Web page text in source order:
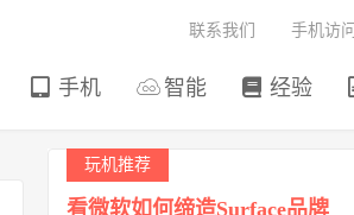
手机 智能 经验
联系我们 手机访问
玩机推荐
看微软如何缔造Surface品牌